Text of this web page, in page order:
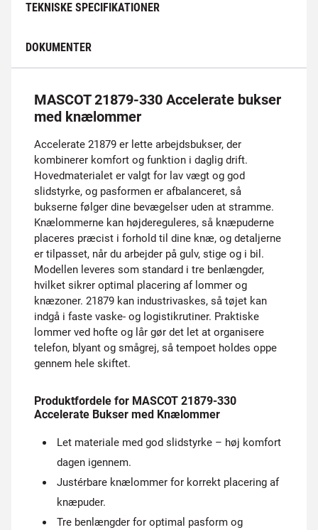
TEKNISKE SPECIFIKATIONER
DOKUMENTER
MASCOT 21879-330 Accelerate bukser
med knælommer
Accelerate 21879 er lette arbejdsbukser, der
kombinerer komfort og funktion i daglig drift.
Hovedmaterialet er valgt for lav vægt og god
slidstyrke, og pasformen er afbalanceret, så
bukserne følger dine bevægelser uden at stramme.
Knælommerne kan højdereguleres, så knæpuderne
placeres præcist i forhold til dine knæ, og detaljerne
er tilpasset, når du arbejder på gulv, stige og i bil.
Modellen leveres som standard i tre benlængder,
hvilket sikrer optimal placering af lommer og
knæzoner. 21879 kan industrivaskes, så tøjet kan
indgå i faste vaske- og logistikrutiner. Praktiske
lommer ved hofte og lår gør det let at organisere
telefon, blyant og smågrej, så tempoet holdes oppe
gennem hele skiftet.
Produktfordele for MASCOT 21879-330
Accelerate Bukser med Knælommer
Let materiale med god slidstyrke – høj komfort
dagen igennem.
Justérbare knælommer for korrekt placering af
knæpuder.
Tre benlængder for optimal pasform og